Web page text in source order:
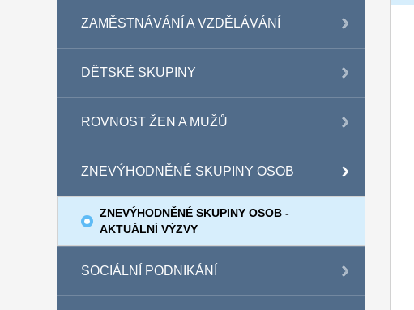
ZAMĚSTNÁVÁNÍ A VZDĚLÁVÁNÍ
DĚTSKÉ SKUPINY
ROVNOST ŽEN A MUŽŮ
ZNEVÝHODNĚNÉ SKUPINY OSOB
ZNEVÝHODNĚNÉ SKUPINY OSOB -
AKTUÁLNÍ VÝZVY
SOCIÁLNÍ PODNIKÁNÍ